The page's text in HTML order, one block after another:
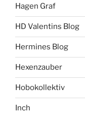
Hagen Graf
HD Valentins Blog
Hermines Blog
Hexenzauber
Hobokollektiv
Inch